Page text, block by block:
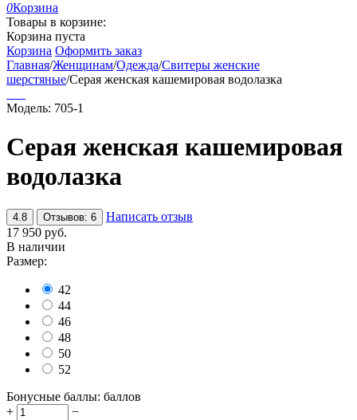
0Корзина
Товары в корзине:
Корзина пуста
Корзина Оформить заказ
Главная/Женщинам/Одежда/Свитеры женские
шерстяные/Серая женская кашемировая водолазка
Модель: 705-1
Серая женская кашемировая
водолазка
4.8 Отзывов: 6
Написать отзыв
17 950 руб.
В наличии
Размер:
42
44
46
48
50
52
Бонусные баллы: баллов
+
−